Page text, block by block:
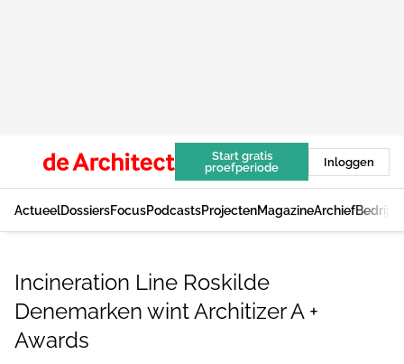
Start gratis
proefperiode
Inloggen
ActueelDossiersFocusPodcastsProjectenMagazineArchief
Incineration Line Roskilde
Denemarken wint Architizer A +
Awards